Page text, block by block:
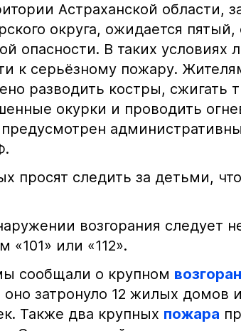
Астраханской области,
округа, ожидается
опасности. В таких условиях
к серьёзному пожару.
разводить костры, сжигать
окурки и проводить
просят следить за детьми,
возгорания следует
«101» или «112».
сообщали о крупном
оно затронуло 12 жилых домов
Также два крупных пожара